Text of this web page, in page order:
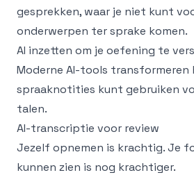
gesprekken, waar je niet kunt
onderwerpen ter sprake komen.
AI inzetten om je oefening te
Moderne AI-tools transformeren
spraaknotities kunt gebruiken
talen.
AI-transcriptie voor review
Jezelf opnemen is krachtig. Je
kunnen zien is nog krachtiger.